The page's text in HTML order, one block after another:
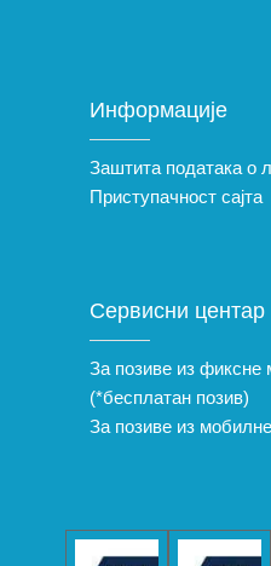
Информације
Заштита података о
Приступачност сајта
Сервисни центар
За позиве из фиксне
(*бесплатан позив)
За позиве из